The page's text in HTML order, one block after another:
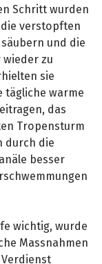
Schritt wurden
verstopften
und die
zu
sie
tägliche warme
das
Tropensturm
durch die
besser
wichtig, wurde
Massnahmen